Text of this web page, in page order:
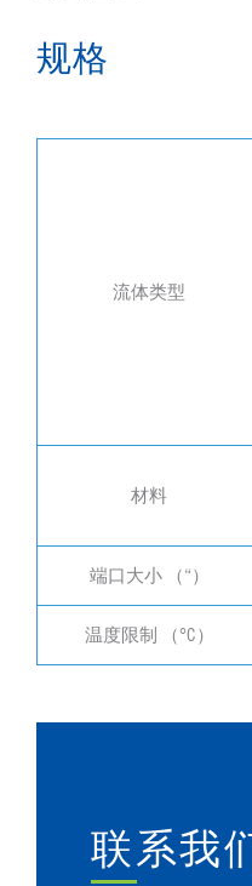
规格
流体类型
材料
端口大小 （“）
温度限制 （°C）
联系我们